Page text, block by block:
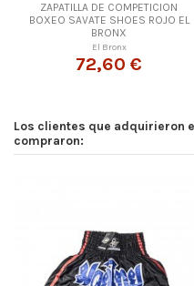
ZAPATILLA DE COMPETICION
BOXEO SAVATE SHOES ROJO EL
BRONX
El Bronx
72,60 €
Los clientes que adquirieron
compraron: